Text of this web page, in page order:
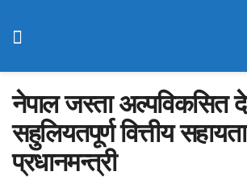
नेपाल जस्ता अल्पविकसित
सहुलियतपूर्ण वित्तीय
प्रधानमन्त्री